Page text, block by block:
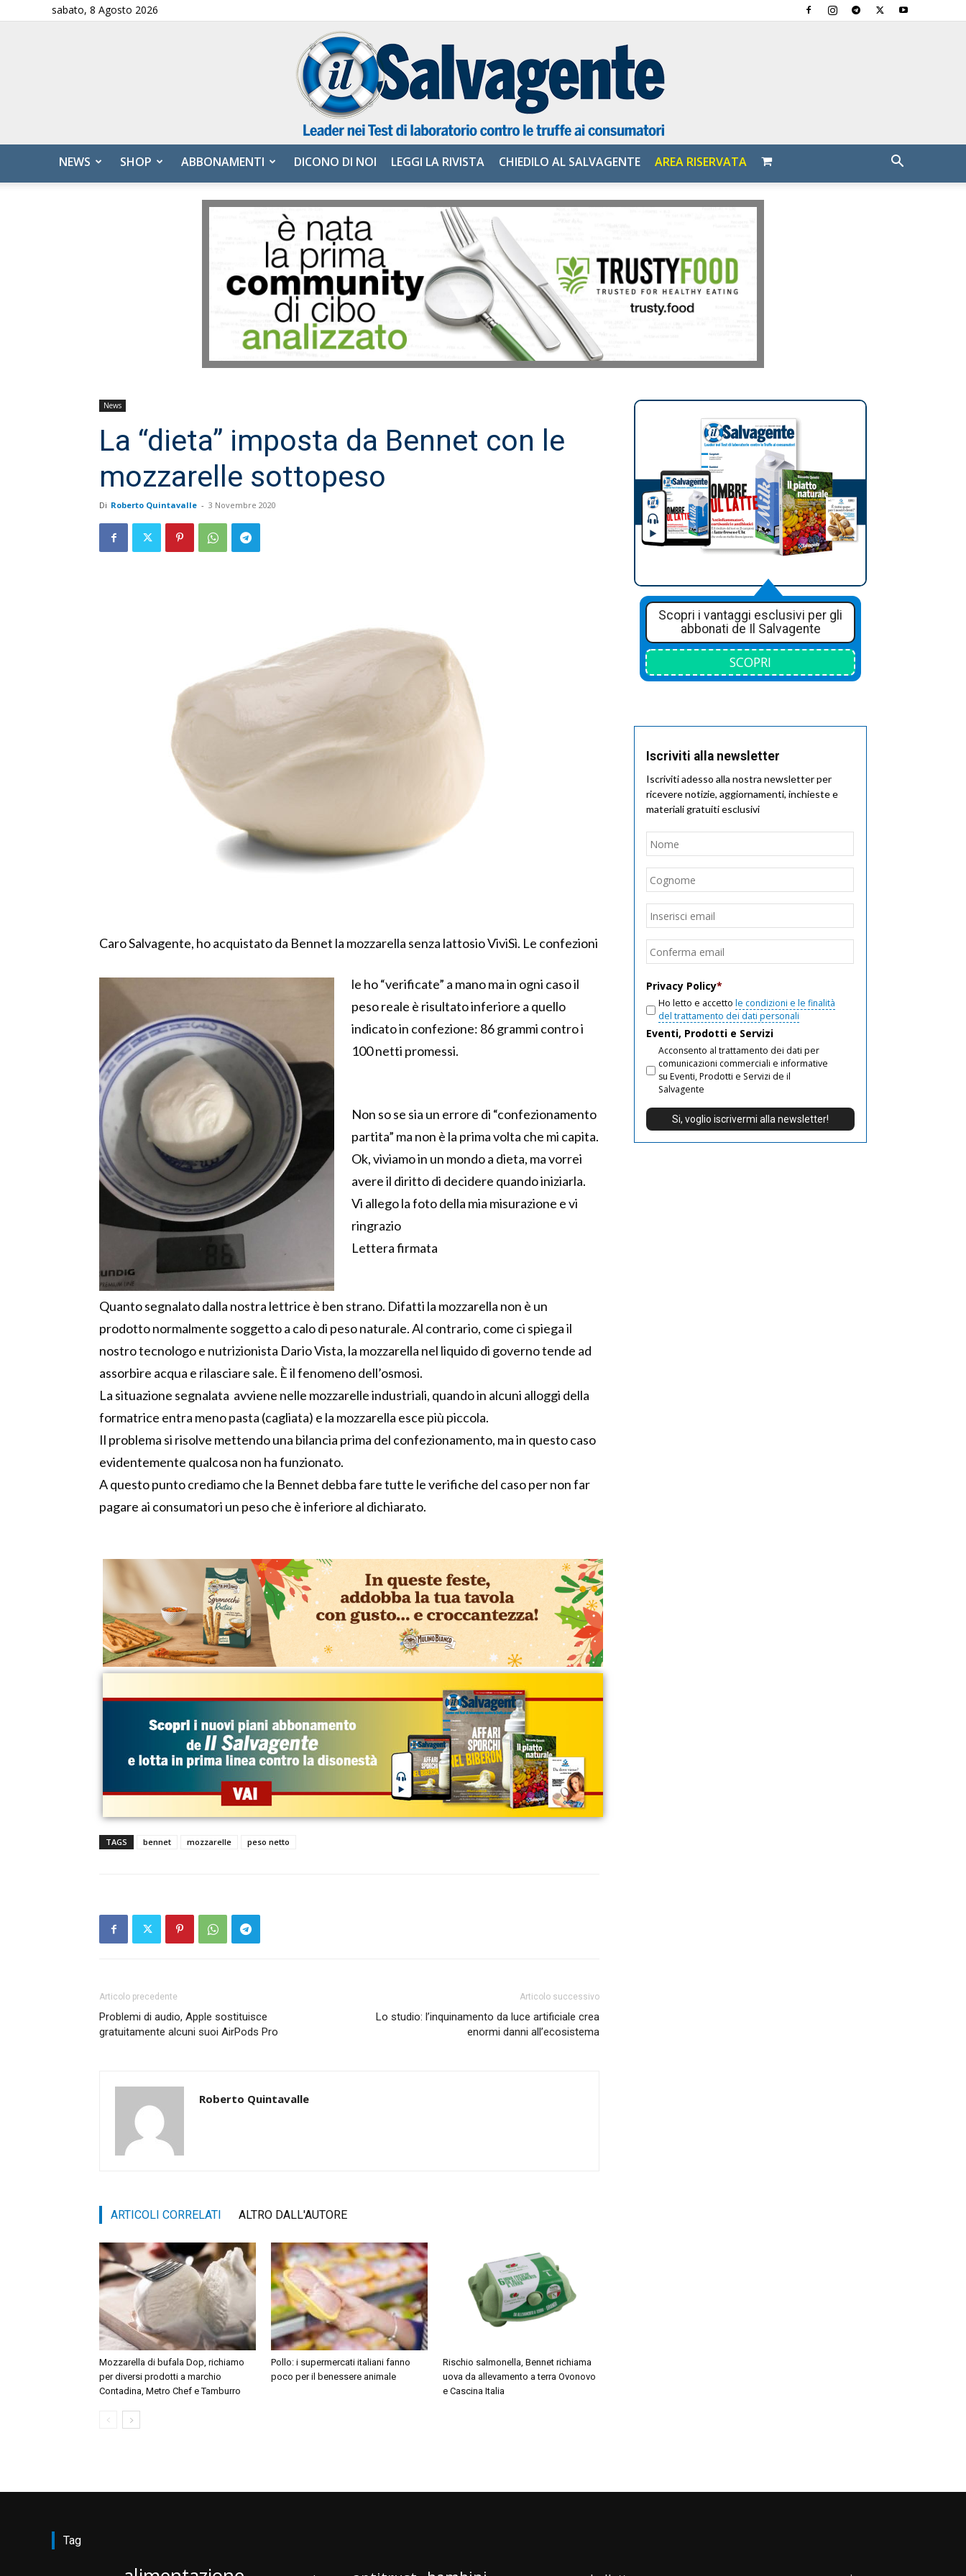
sabato, 8 Agosto 2026
Salvagente
NEWS SHOP ABBONAMENTI DICONO DI NOI LEGGI LA RIVISTA CHIEDILO AL SALVAGENTE AREA RISERVATA
News
La “dieta” imposta da Bennet con le
mozzarelle sottopeso
Di Roberto Quintavalle - 3 Novembre 2020
Caro Salvagente, ho acquistato da Bennet la mozzarella senza lattosio ViviSì. Le confezioni
le ho “verificate” a mano ma in ogni caso il
peso reale è risultato inferiore a quello
indicato in confezione: 86 grammi contro i
100 netti promessi.
Non so se sia un errore di “confezionamento
partita” ma non è la prima volta che mi capita.
Ok, viviamo in un mondo a dieta, ma vorrei
avere il diritto di decidere quando iniziarla.
Vi allego la foto della mia misurazione e vi
ringrazio
Lettera firmata
Quanto segnalato dalla nostra lettrice è ben strano. Difatti la mozzarella non è un
prodotto normalmente soggetto a calo di peso naturale. Al contrario, come ci spiega il
nostro tecnologo e nutrizionista Dario Vista, la mozzarella nel liquido di governo tende ad
assorbire acqua e rilasciare sale. È il fenomeno dell’osmosi.
La situazione segnalata avviene nelle mozzarelle industriali, quando in alcuni alloggi della
formatrice entra meno pasta (cagliata) e la mozzarella esce più piccola.
Il problema si risolve mettendo una bilancia prima del confezionamento, ma in questo caso
evidentemente qualcosa non ha funzionato.
A questo punto crediamo che la Bennet debba fare tutte le verifiche del caso per non far
pagare ai consumatori un peso che è inferiore al dichiarato.
TAGS bennet mozzarelle peso netto
Articolo precedente
Problemi di audio, Apple sostituisce
gratuitamente alcuni suoi AirPods Pro
Articolo successivo
Lo studio: l’inquinamento da luce artificiale crea
enormi danni all’ecosistema
Roberto Quintavalle
ARTICOLI CORRELATI ALTRO DALL'AUTORE
Mozzarella di bufala Dop, richiamo
per diversi prodotti a marchio
Contadina, Metro Chef e Tamburro
Pollo: i supermercati italiani fanno
poco per il benessere animale
Rischio salmonella, Bennet richiama
uova da allevamento a terra Ovonovo
e Cascina Italia
Scopri i vantaggi esclusivi per gli
abbonati de Il Salvagente
SCOPRI
Iscriviti alla newsletter
Iscriviti adesso alla nostra newsletter per
ricevere notizie, aggiornamenti, inchieste e
materiali gratuiti esclusivi
Nome
Email
Privacy Policy*
Ho letto e accetto le condizioni e le finalità
del trattamento dei dati personali
Eventi, Prodotti e Servizi
Acconsento al trattamento dei dati per
comunicazioni commerciali e informative
su Eventi, Prodotti e Servizi de il
Salvagente
Tag